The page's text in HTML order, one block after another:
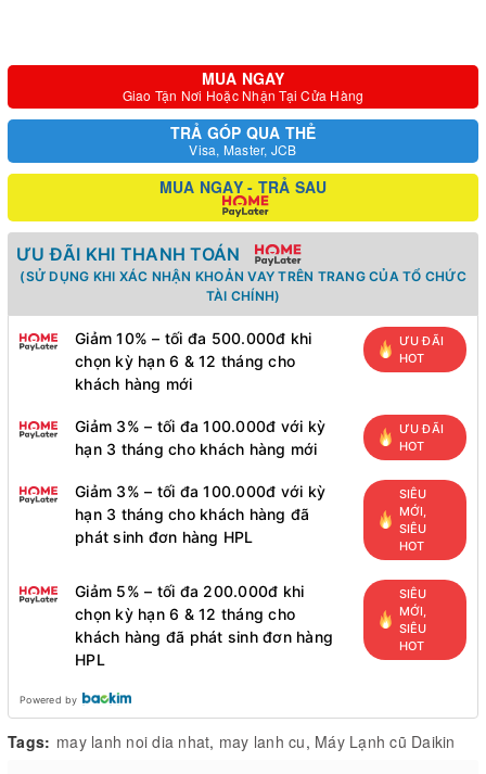
MUA NGAY
Giao Tận Nơi Hoặc Nhận Tại Cửa Hàng
TRẢ GÓP QUA THẺ
Visa, Master, JCB
MUA NGAY - TRẢ SAU
ƯU ĐÃI KHI THANH TOÁN
(SỬ DỤNG KHI XÁC NHẬN KHOẢN VAY TRÊN TRANG CỦA TỔ CHỨC
TÀI CHÍNH)
Giảm 10% – tối đa 500.000đ khi
chọn kỳ hạn 6 & 12 tháng cho
khách hàng mới
ƯU ĐÃI
HOT
Giảm 3% – tối đa 100.000đ với kỳ
hạn 3 tháng cho khách hàng mới
ƯU ĐÃI
HOT
Giảm 3% – tối đa 100.000đ với kỳ
hạn 3 tháng cho khách hàng đã
phát sinh đơn hàng HPL
SIÊU
MỚI,
SIÊU
HOT
Giảm 5% – tối đa 200.000đ khi
chọn kỳ hạn 6 & 12 tháng cho
khách hàng đã phát sinh đơn hàng
HPL
SIÊU
MỚI,
SIÊU
HOT
Powered by
Tags: may lanh noi dia nhat, may lanh cu, Máy Lạnh cũ Daikin